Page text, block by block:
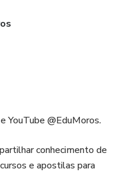
- 03:10
YouTube @EduMoros.
conhecimento de
e apostilas para